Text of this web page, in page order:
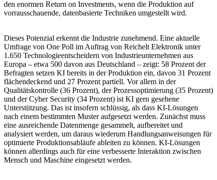
den enormen Return on Investments, wenn die Produktion auf
vorrausschauende, datenbasierte Techniken umgestellt wird.
Dieses Potenzial erkennt die Industrie zunehmend. Eine aktuelle
Umfrage von One Poll im Auftrag von Reichelt Elektronik unter
1.650 Technologieentscheidern von Industrieunternehmen aus
Europa – etwa 500 davon aus Deutschland – zeigt: 58 Prozent der
Befragten setzen KI bereits in der Produktion ein, davon 31 Prozent
flächendeckend und 27 Prozent partiell. Vor allem in der
Qualitätskontrolle (36 Prozent), der Prozessoptimierung (35 Prozent)
und der Cyber Security (34 Prozent) ist KI gern gesehene
Unterstützung. Das ist insofern schlüssig, als dass KI-Lösungen
nach einem bestimmten Muster aufgesetzt werden. Zunächst muss
eine ausreichende Datenmenge gesammelt, aufbereitet und
analysiert werden, um daraus wiederum Handlungsanweisungen für
optimierte Produktionsabläufe ableiten zu können. KI-Lösungen
können allerdings auch für eine verbesserte Interaktion zwischen
Mensch und Maschine eingesetzt werden.